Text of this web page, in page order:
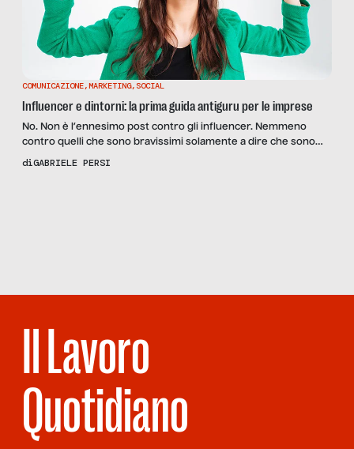
COMUNICAZIONE,MARKETING, SOCIAL
Influencer e dintorni: la prima guida antiguru per le imprese
No. Non è l’ennesimo post contro gli influencer. Nemmeno
contro quelli che sono bravissimi solamente a dire che sono
influencer. Questa è una riflessione a tuo favore, caro
diGABRIELE PERSI
Il Lavoro
Quotidiano